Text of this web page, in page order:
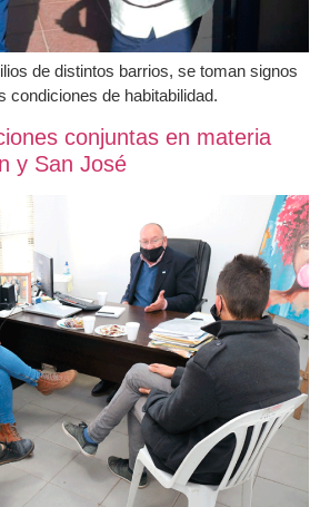
de distintos barrios, se toman signos
condiciones de habitabilidad.
conjuntas en materia
y San José